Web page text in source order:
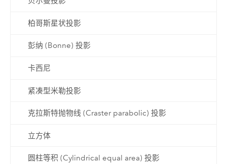
柏哥斯星状投影
彭纳 (Bonne) 投影
卡西尼
紧凑型米勒投影
克拉斯特抛物线 (Craster parabolic) 投影
立方体
圆柱等积 (Cylindrical equal area) 投影